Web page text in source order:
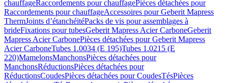
chauffageRaccordements pour chauffagePièces détachées pour
Raccordements pour chauffageAccessoires pour Geberit Mapress
ThermJoints d’étanchéitéPacks de vis pour assemblages à
brideFixations pour tubesGeberit Mapress Acier CarboneGeberit
Mapress Acier CarbonePièces détachées pour Geberit Mapress
Acier CarboneTubes 1.0034 (E 195)Tubes 1.0215 (E
220)MamelonsManchonsPièces détachées pour
ManchonsRéductionsPièces détachées pour
RéductionsCoudesPièces détachées pour CoudesTésPièces